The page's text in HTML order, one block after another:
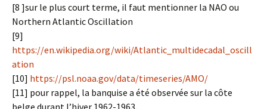
[8 ]sur le plus court terme, il faut mentionner la NAO ou
Northern Atlantic Oscillation
[9]
https://en.wikipedia.org/wiki/Atlantic_multidecadal_oscill
ation
[10] https://psl.noaa.gov/data/timeseries/AMO/
[11] pour rappel, la banquise a été observée sur la côte